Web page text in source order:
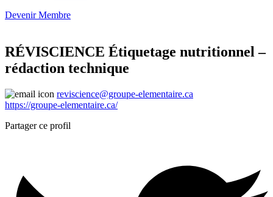
Devenir Membre
RÉVISCIENCE Étiquetage nutritionnel –
rédaction technique
reviscience@groupe-elementaire.ca
https://groupe-elementaire.ca/
Partager ce profil